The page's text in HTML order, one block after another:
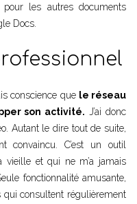
les autres documents
Docs.
conscience que le réseau
son activité. J’ai donc
Autant le dire tout de suite,
convaincu. C’est un outil
et qui ne m’a jamais
fonctionnalité amusante,
qui consultent régulièrement